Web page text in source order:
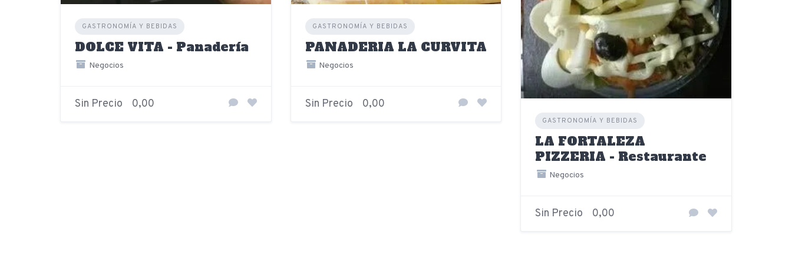
GASTRONOMÍA Y BEBIDAS
DOLCE VITA - Panadería
Negocios
Sin Precio 0,00
GASTRONOMÍA Y BEBIDAS
PANADERIA LA CURVITA
Negocios
Sin Precio 0,00
GASTRONOMÍA Y BEBIDAS
LA FORTALEZA
PIZZERIA - Restaurante
Negocios
Sin Precio 0,00